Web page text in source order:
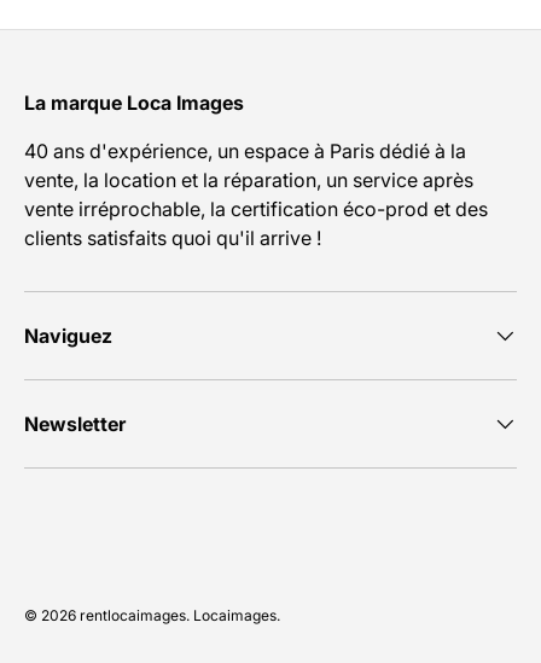
La marque Loca Images
40 ans d'expérience, un espace à Paris dédié à la
vente, la location et la réparation, un service après
vente irréprochable, la certification éco-prod et des
clients satisfaits quoi qu'il arrive !
Naviguez
Newsletter
© 2026 rentlocaimages. Locaimages.